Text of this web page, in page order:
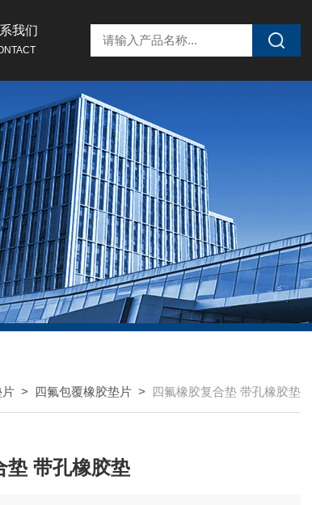
我们
片 > 四氟包覆橡胶垫片 > 四氟橡胶复合垫 带孔橡胶垫
垫 带孔橡胶垫